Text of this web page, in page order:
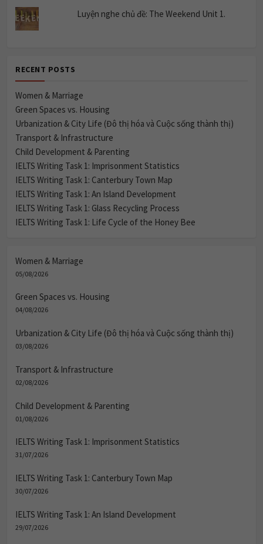
Luyện nghe chủ đề: The Weekend Unit 1.
RECENT POSTS
Women & Marriage
Green Spaces vs. Housing
Urbanization & City Life (Đô thị hóa và Cuộc sống thành thị)
Transport & Infrastructure
Child Development & Parenting
IELTS Writing Task 1: Imprisonment Statistics
IELTS Writing Task 1: Canterbury Town Map
IELTS Writing Task 1: An Island Development
IELTS Writing Task 1: Glass Recycling Process
IELTS Writing Task 1: Life Cycle of the Honey Bee
Women & Marriage
05/08/2026
Green Spaces vs. Housing
04/08/2026
Urbanization & City Life (Đô thị hóa và Cuộc sống thành thị)
03/08/2026
Transport & Infrastructure
02/08/2026
Child Development & Parenting
01/08/2026
IELTS Writing Task 1: Imprisonment Statistics
31/07/2026
IELTS Writing Task 1: Canterbury Town Map
30/07/2026
IELTS Writing Task 1: An Island Development
29/07/2026